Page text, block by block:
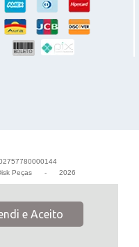
e Aceito
Peças - 2026